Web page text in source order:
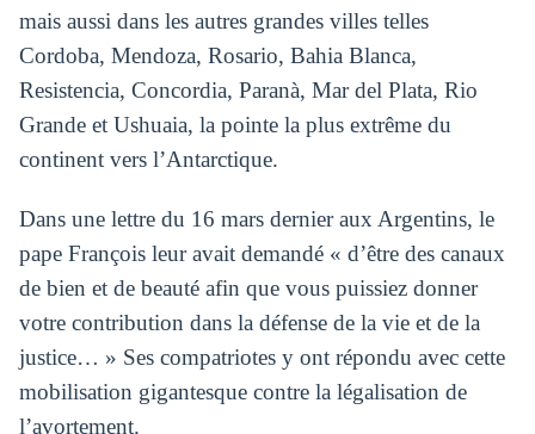
mais aussi dans les autres grandes villes telles
Cordoba, Mendoza, Rosario, Bahia Blanca,
Resistencia, Concordia, Paranà, Mar del Plata, Rio
Grande et Ushuaia, la pointe la plus extrême du
continent vers l’Antarctique.
Dans une lettre du 16 mars dernier aux Argentins, le
pape François leur avait demandé « d’être des canaux
de bien et de beauté afin que vous puissiez donner
votre contribution dans la défense de la vie et de la
justice… » Ses compatriotes y ont répondu avec cette
mobilisation gigantesque contre la légalisation de
l’avortement.